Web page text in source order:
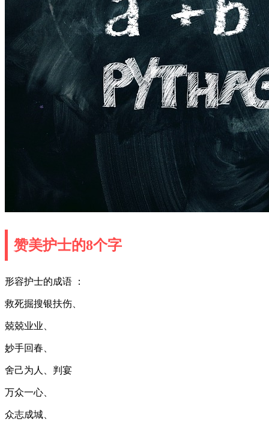
赞美护士的8个字
形容护士的成语 ：
救死掘搜银扶伤、
兢兢业业、
妙手回春、
舍己为人、判宴
万众一心、
众志成城、